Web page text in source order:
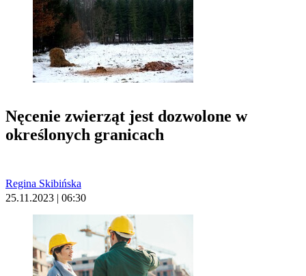
Nęcenie zwierząt jest dozwolone w
określonych granicach
Regina Skibińska
25.11.2023 | 06:30